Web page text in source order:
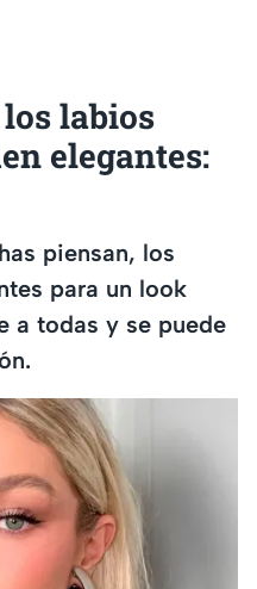
labios
elegantes:
piensan, los
para un look
a todas y se puede